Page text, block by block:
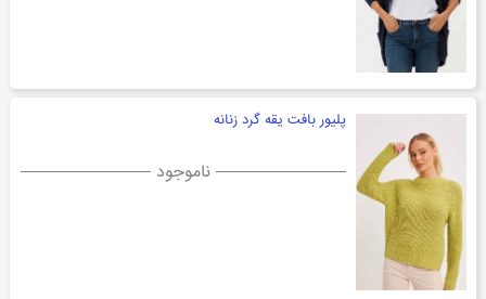
پلیور بافت یقه گرد زنانه
ناموجود